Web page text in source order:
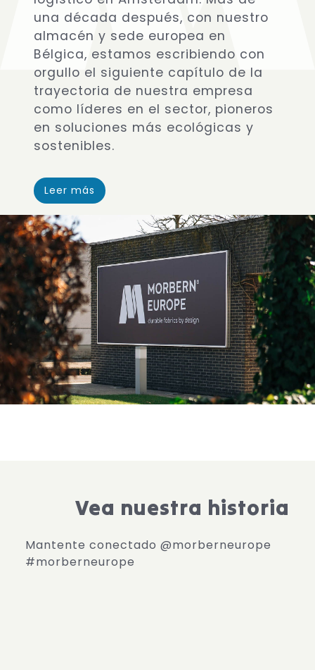
una década después, con nuestro
almacén y sede europea en
Bélgica, estamos escribiendo con
orgullo el siguiente capítulo de la
trayectoria de nuestra empresa
como líderes en el sector, pioneros
en soluciones más ecológicas y
sostenibles.
Leer más
Vea nuestra historia
Mantente conectado @morberneurope
#morberneurope